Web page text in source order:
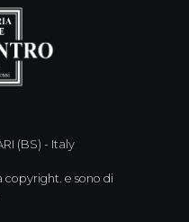
(BS) - Italy
e sono di